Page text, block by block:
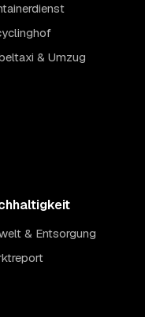
& Umzug
& Entsorgung